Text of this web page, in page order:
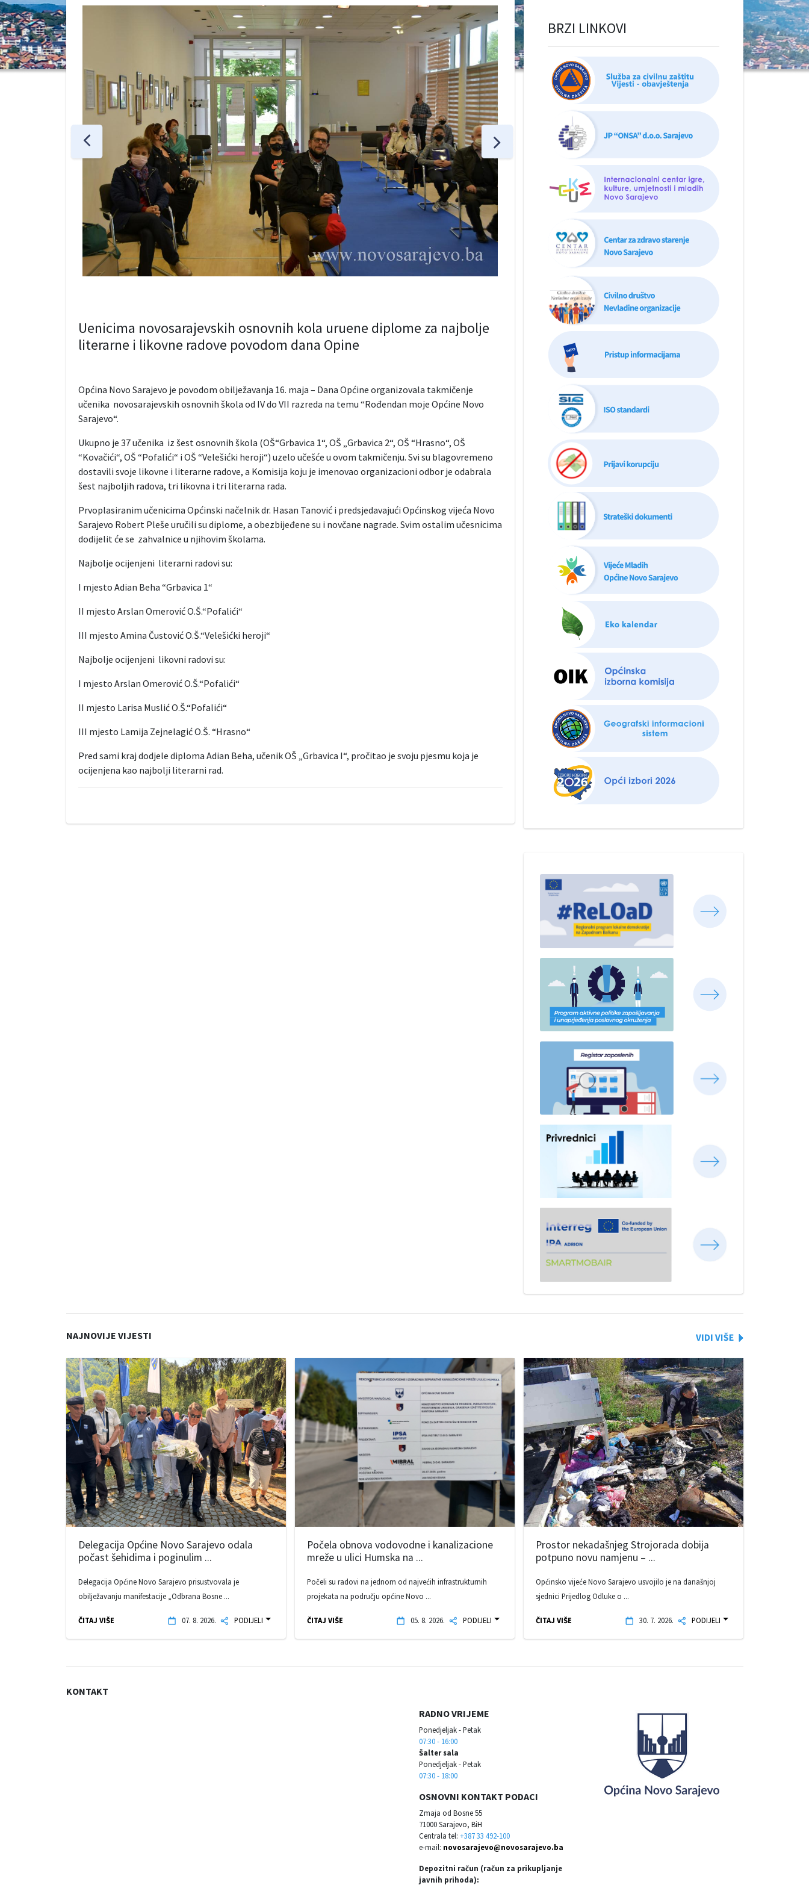
Uenicima novosarajevskih osnovnih kola uruene diplome za najbolje
literarne i likovne radove povodom dana Opine
Općina Novo Sarajevo je povodom obilježavanja 16. maja – Dana Općine organizovala takmičenje
učenika novosarajevskih osnovnih škola od IV do VII razreda na temu “Rođendan moje Općine Novo
Sarajevo“.
Ukupno je 37 učenika iz šest osnovnih škola (OŠ“Grbavica 1“, OŠ „Grbavica 2“, OŠ “Hrasno“, OŠ
“Kovačići“, OŠ “Pofalići“ i OŠ “Velešićki heroji“) uzelo učešće u ovom takmičenju. Svi su blagovremeno
dostavili svoje likovne i literarne radove, a Komisija koju je imenovao organizacioni odbor je odabrala
šest najboljih radova, tri likovna i tri literarna rada.
Prvoplasiranim učenicima Općinski načelnik dr. Hasan Tanović i predsjedavajući Općinskog vijeća Novo
Sarajevo Robert Pleše uručili su diplome, a obezbijeđene su i novčane nagrade. Svim ostalim učesnicima
dodijelit će se zahvalnice u njihovim školama.
Najbolje ocijenjeni literarni radovi su:
I mjesto Adian Beha “Grbavica 1“
II mjesto Arslan Omerović O.Š.“Pofalići“
III mjesto Amina Čustović O.Š.“Velešićki heroji“
Najbolje ocijenjeni likovni radovi su:
I mjesto Arslan Omerović O.Š.“Pofalići“
II mjesto Larisa Muslić O.Š.“Pofalići“
III mjesto Lamija Zejnelagić O.Š. “Hrasno“
Pred sami kraj dodjele diploma Adian Beha, učenik OŠ „Grbavica I“, pročitao je svoju pjesmu koja je
ocijenjena kao najbolji literarni rad.
BRZI LINKOVI
NAJNOVIJE VIJESTI
Delegacija Općine Novo Sarajevo odala
počast šehidima i poginulim ...
Delegacija Općine Novo Sarajevo prisustvovala je
obilježavanju manifestacije „Odbrana Bosne ...
ČITAJ VIŠE 07. 8. 2026. PODIJELI
Počela obnova vodovodne i kanalizacione
mreže u ulici Humska na ...
Počeli su radovi na jednom od najvećih infrastrukturnih
projekata na području općine Novo ...
ČITAJ VIŠE 05. 8. 2026. PODIJELI
Prostor nekadašnjeg Strojorada dobija
potpuno novu namjenu – ...
Općinsko vijeće Novo Sarajevo usvojilo je na današnjoj
sjednici Prijedlog Odluke o ...
ČITAJ VIŠE 30. 7. 2026. PODIJELI
KONTAKT
RADNO VRIJEME
Ponedjeljak - Petak
07:30 - 16:00
Šalter sala
Ponedjeljak - Petak
07:30 - 18:00
OSNOVNI KONTAKT PODACI
Zmaja od Bosne 55
71000 Sarajevo, BiH
Centrala tel: +387 33 492-100
e-mail: novosarajevo@novosarajevo.ba
Depozitni račun (račun za prikupljanje
javnih prihoda):